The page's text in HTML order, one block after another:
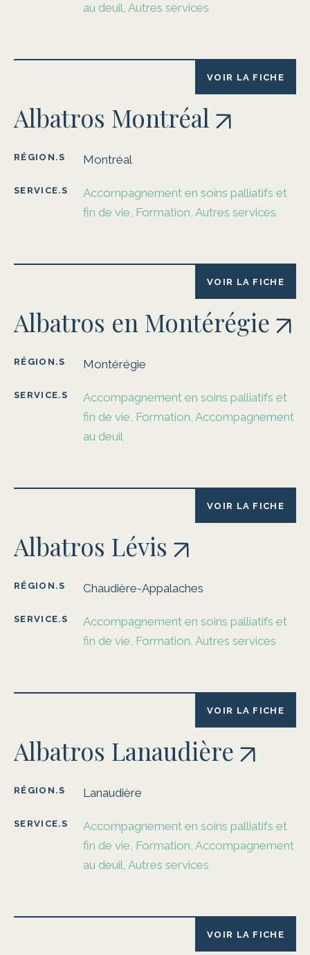
au deuil, Autres services
VOIR LA FICHE
Albatros Montréal
RÉGION.S Montréal
SERVICE.S
Accompagnement en soins palliatifs et
fin de vie, Formation, Autres services
VOIR LA FICHE
Albatros en Montérégie
RÉGION.S Montérégie
SERVICE.S
Accompagnement en soins palliatifs et
fin de vie, Formation, Accompagnement
au deuil
VOIR LA FICHE
Albatros Lévis
RÉGION.S Chaudière-Appalaches
SERVICE.S
Accompagnement en soins palliatifs et
fin de vie, Formation, Autres services
VOIR LA FICHE
Albatros Lanaudière
RÉGION.S Lanaudière
SERVICE.S
Accompagnement en soins palliatifs et
fin de vie, Formation, Accompagnement
au deuil, Autres services
VOIR LA FICHE